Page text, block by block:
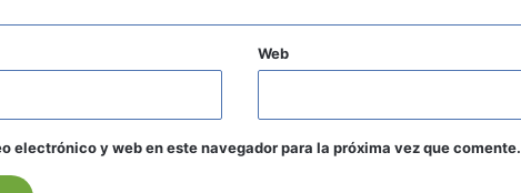
Web
electrónico y web en este navegador para la próxima vez que comente.